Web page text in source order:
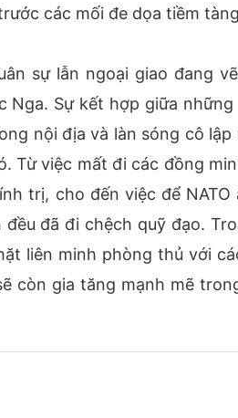
các mối đe dọa tiềm
sự lẫn ngoại giao đang
Sự kết hợp giữa
nội địa và làn sóng cô
Từ việc mất đi các đồng
trị, cho đến việc để NATO
đã đi chệch quỹ đạo.
liên minh phòng thủ với
còn gia tăng mạnh mẽ